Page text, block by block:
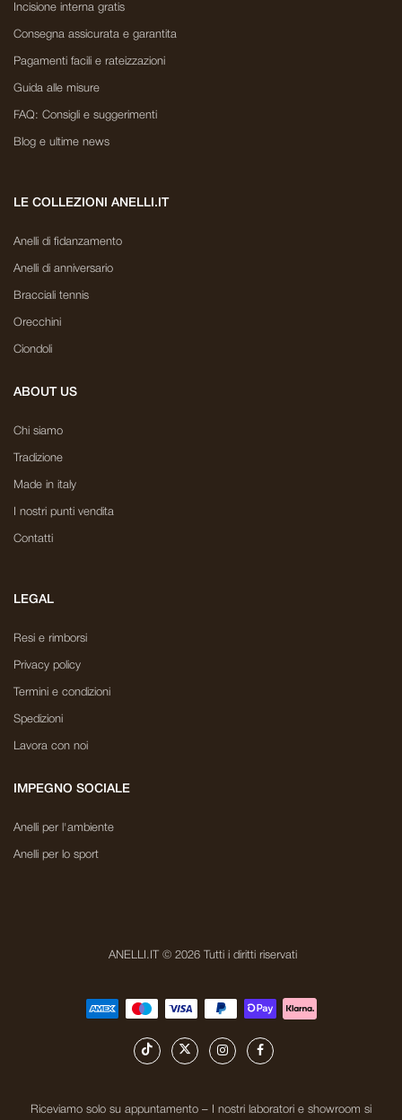
Incisione interna gratis
Consegna assicurata e garantita
Pagamenti facili e rateizzazioni
Guida alle misure
FAQ: Consigli e suggerimenti
Blog e ultime news
LE COLLEZIONI ANELLI.IT
Anelli di fidanzamento
Anelli di anniversario
Bracciali tennis
Orecchini
Ciondoli
ABOUT US
Chi siamo
Tradizione
Made in italy
I nostri punti vendita
Contatti
LEGAL
Resi e rimborsi
Privacy policy
Termini e condizioni
Spedizioni
Lavora con noi
IMPEGNO SOCIALE
Anelli per l'ambiente
Anelli per lo sport
ANELLI.IT © 2026 Tutti i diritti riservati
Riceviamo solo su appuntamento – I nostri laboratori e showroom si